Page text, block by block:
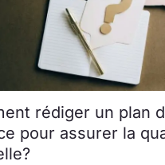
rédiger un plan
pour assurer la